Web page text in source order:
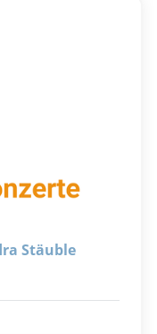
Stäuble